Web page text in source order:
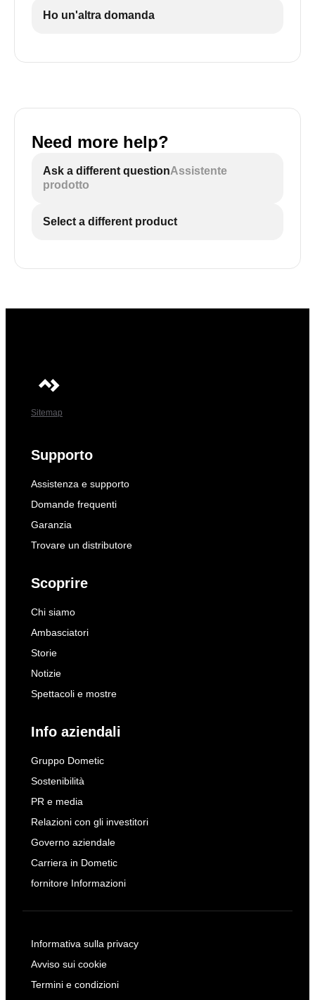
Ho un'altra domanda
Need more help?
Ask a different questionAssistente
prodotto
Select a different product
Sitemap
Supporto
Assistenza e supporto
Domande frequenti
Garanzia
Trovare un distributore
Scoprire
Chi siamo
Ambasciatori
Storie
Notizie
Spettacoli e mostre
Info aziendali
Gruppo Dometic
Sostenibilità
PR e media
Relazioni con gli investitori
Governo aziendale
Carriera in Dometic
fornitore Informazioni
Informativa sulla privacy
Avviso sui cookie
Termini e condizioni